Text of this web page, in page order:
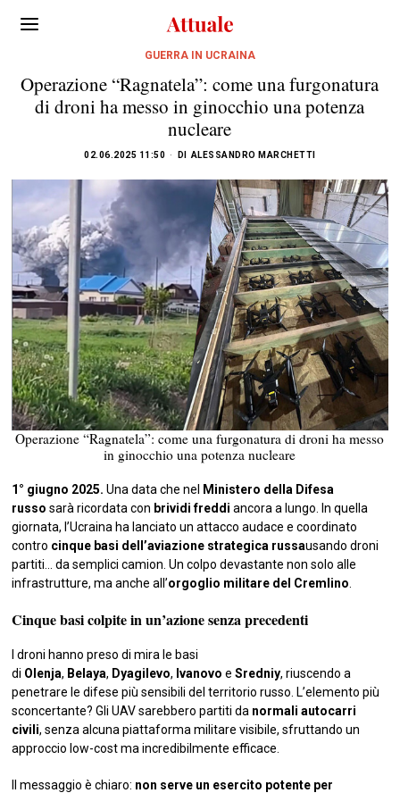
GUERRA IN UCRAINA
Operazione “Ragnatela”: come una furgonatura
di droni ha messo in ginocchio una potenza
nucleare
02.06.2025 11:50 DI ALESSANDRO MARCHETTI
Operazione “Ragnatela”: come una furgonatura di droni ha messo
in ginocchio una potenza nucleare
1° giugno 2025. Una data che nel
Ministero della Difesa
russo sarà ricordata con brividi freddi ancora a lungo. In quella
giornata, l’Ucraina ha lanciato un attacco audace e coordinato
contro cinque basi dell’aviazione strategica russausando droni
partiti… da semplici camion. Un colpo devastante non solo alle
infrastrutture, ma anche all’orgoglio militare del Cremlino
Cinque basi colpite in un’azione senza precedenti
I droni hanno preso di mira le basi
di Olenja, Belaya, Dyagilevo, Ivanovo eSredniy, riuscendo a
penetrare le difese più sensibili del territorio russo. L’elemento più
sconcertante? Gli UAV sarebbero partiti da normali autocarri
civili, senza alcuna piattaforma militare visibile, sfruttando un
approccio low-cost ma incredibilmente efficace.
Il messaggio è chiaro: non serve un esercito potente per